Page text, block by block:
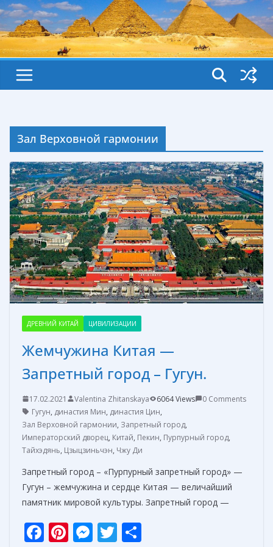
Зал Верховной гармонии
ДРЕВНИЙ КИТАЙ ЦИВИЛИЗАЦИИ
Жемчужина Китая —
Запретный город – Гугун.
17.02.2021 Valentina Zhitanskaya 6064 Views
0 Comments
Гугун, династия Мин, династия Цин,
Зал Верховной гармонии, Запретный город,
Императорский дворец, Китай, Пекин, Пурпурный город,
Тайхэдянь, Цзыцзиньчэн, Чжу Ди
Запретный город – «Пурпурный запретный город» —
Гугун – жемчужина и сердце Китая — величайший
памятник мировой культуры. Запретный город —
F Pi M T